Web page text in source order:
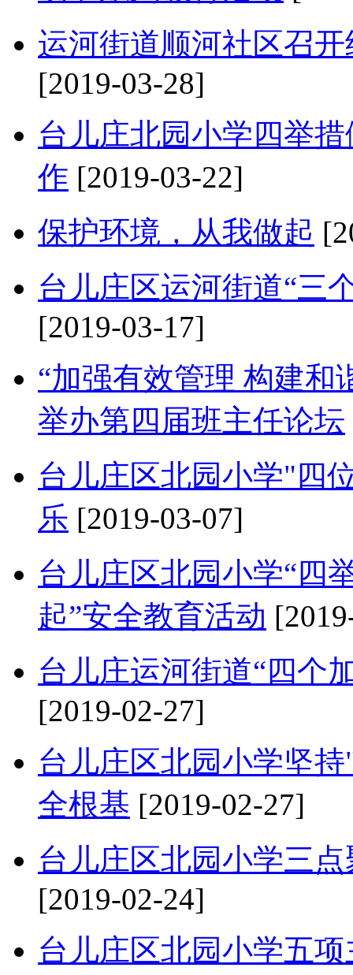
运河街道顺河社区召
[2019-03-28]
台儿庄北园小学四举
作 [2019-03-22]
保护环境，从我做起
台儿庄区运河街道“三
[2019-03-17]
“加强有效管理 构建
举办第四届班主任论坛
台儿庄区北园小学"四
乐 [2019-03-07]
台儿庄区北园小学“四
起”安全教育活动
台儿庄运河街道“四个
[2019-02-27]
台儿庄区北园小学坚
全根基 [2019-02-27]
台儿庄区北园小学三
[2019-02-24]
台儿庄区北园小学五